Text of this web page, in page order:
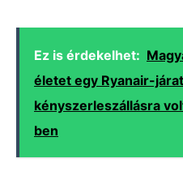
Ez is érdekelhet:
életet egy Ryanair-
kényszerleszállásra
ben